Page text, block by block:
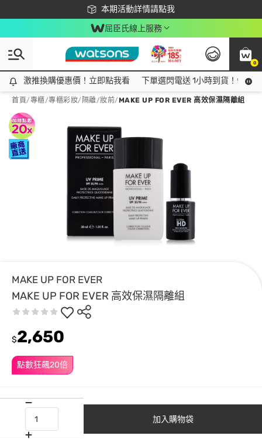
本期活動詳情請點我
下載app最高回饋$350
屈臣氏線上服務
0
激推換購優惠價！立即點我看
激推換購優惠價！立即點我看 下單選閃電送 1小時到貨！領神
首頁/專櫃/專櫃彩妝/ 隔離/妝前/MAKE UP FOR EVER 高效保濕隔離組
MAKE UP FOR EVER
MAKE UP FOR EVER 高效保濕隔離組
點數狂飆20倍
$2,650
加入購物袋